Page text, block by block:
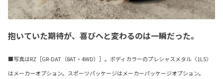
抱いていた期待が、喜びへと変わるのは一瞬だった。
■写真はRZ［GR-DAT（8AT・4WD）］。ボディカラーのプレシャスメタル〈1L5〉
はメーカーオプション。スポーツパッケージはメーカーパッケージオプション。